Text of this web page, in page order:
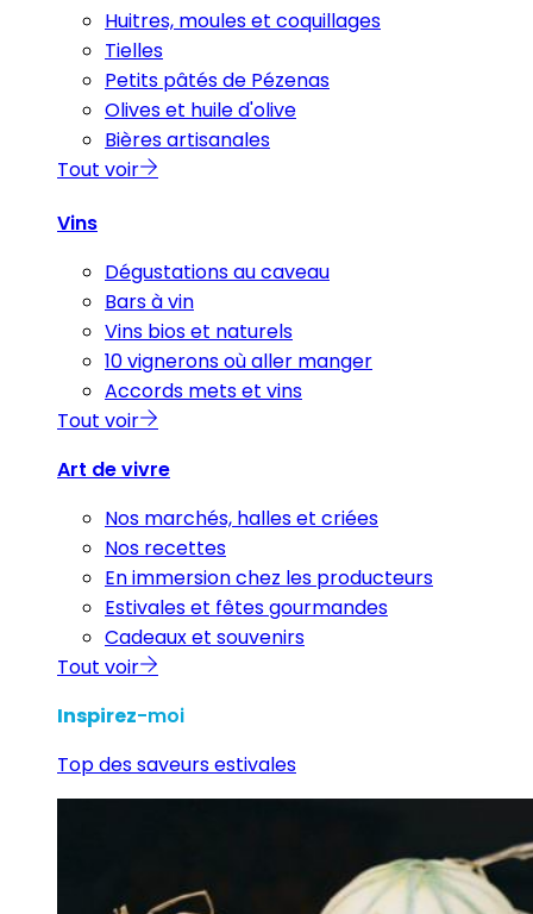
Huitres, moules et coquillages
Tielles
Petits pâtés de Pézenas
Olives et huile d'olive
Bières artisanales
Tout voir
Vins
Dégustations au caveau
Bars à vin
Vins bios et naturels
10 vignerons où aller manger
Accords mets et vins
Tout voir
Art de vivre
Nos marchés, halles et criées
Nos recettes
En immersion chez les producteurs
Estivales et fêtes gourmandes
Cadeaux et souvenirs
Tout voir
Inspirez-moi
Top des saveurs estivales